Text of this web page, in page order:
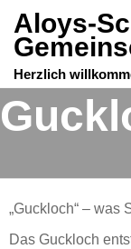
Aloys-
Herzlich
„Guckloch“ – was
Das Guckloch